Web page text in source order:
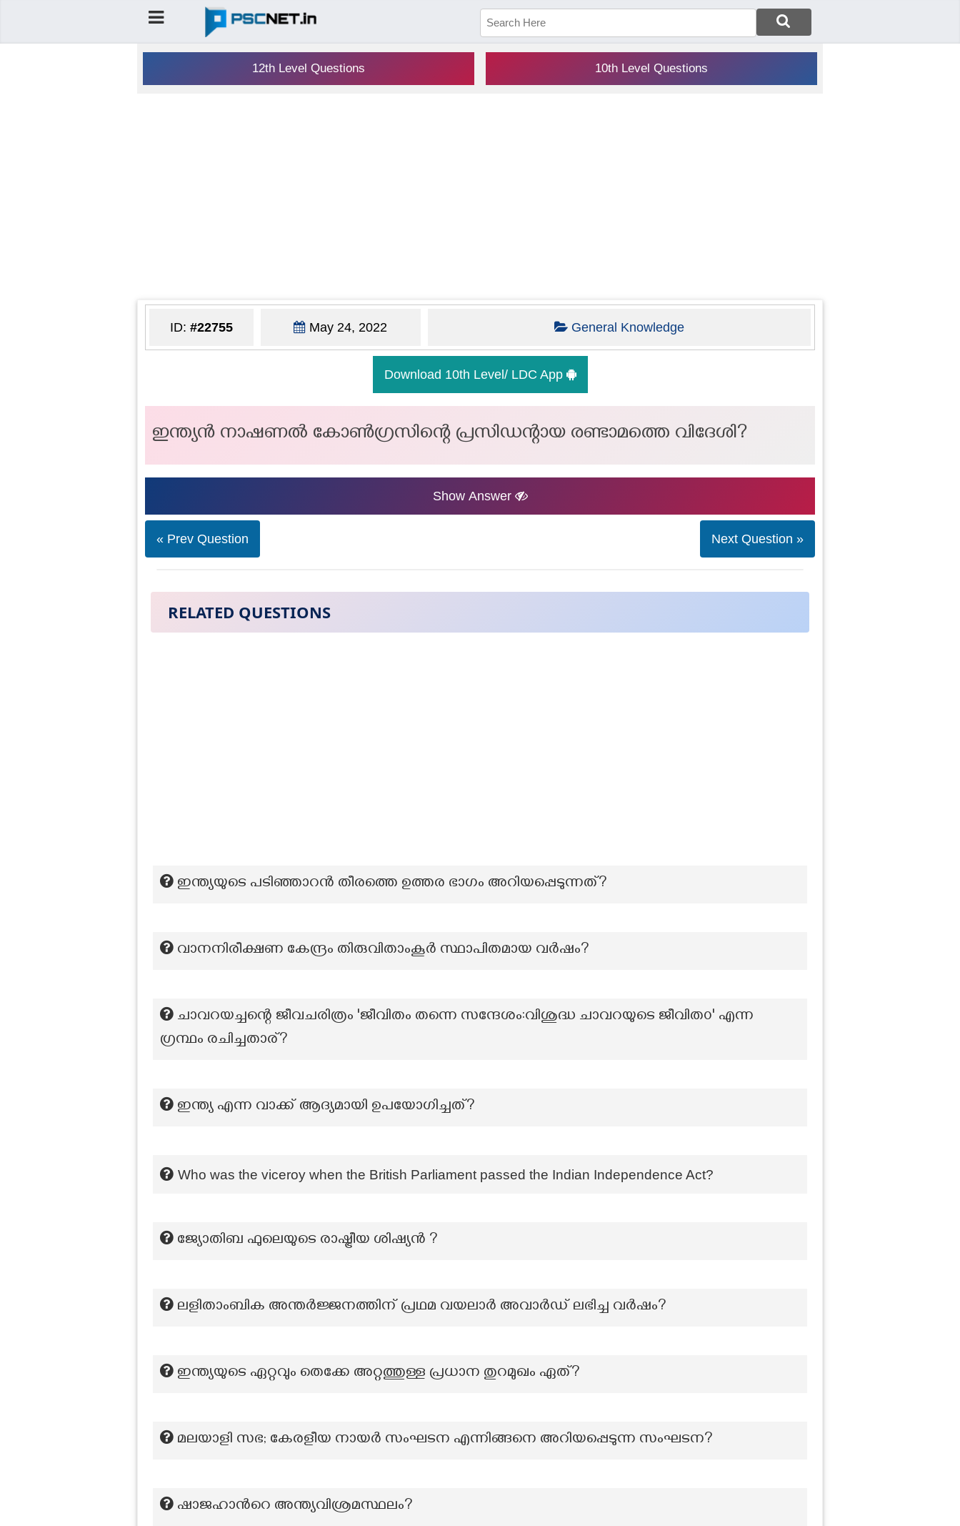
12th Level Questions 10th Level Questions
ID: #22755 May 24, 2022 General Knowledge
Download 10th Level/ LDC App
ഇന്ത്യൻ നാഷണൽ കോൺഗ്രസിന്റെ പ്രസിഡന്റായ രണ്ടാമത്തെ വിദേശി?
Show Answer
« Prev Question Next Question »
RELATED QUESTIONS
ഇന്ത്യയുടെ പടിഞ്ഞാറൻ തീരത്തെ ഉത്തര ഭാഗം അറിയപ്പെടുന്നത്?
വാനനിരീക്ഷണ കേന്ദ്രം തിരുവിതാംകൂർ സ്ഥാപിതമായ വർഷം?
ചാവറയച്ചന്റെ ജീവചരിത്രം 'ജീവിതം തന്നെ സന്ദേശം:വിശുദ്ധ ചാവറയുടെ ജീവിത൦' എന്ന
ഗ്രന്ഥം രചിച്ചതാര്?
ഇന്ത്യ എന്ന വാക്ക് ആദ്യമായി ഉപയോഗിച്ചത്?
Who was the viceroy when the British Parliament passed the Indian Independence Act?
ജ്യോതിബ ഫുലെയുടെ രാഷ്ട്രീയ ശിഷ്യൻ ?
ലളിതാംബിക അന്തര്‍ജ്ജനത്തിന് പ്രഥമ വയലാര്‍ അവാര്‍ഡ് ലഭിച്ച വര്‍ഷം?
ഇന്ത്യയുടെ ഏറ്റവും തെക്കേ അറ്റത്തുള്ള പ്രധാന തുറമുഖം ഏത്?
മലയാളി സഭ; കേരളീയ നായർ സംഘടന എന്നിങ്ങനെ അറിയപ്പെടുന്ന സംഘടന?
ഷാജഹാന്‍റെ അന്ത്യവിശ്രമസ്ഥലം?